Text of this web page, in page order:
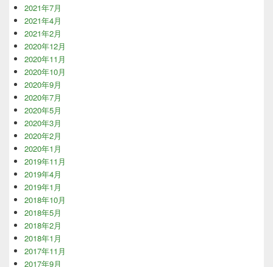
2021年7月
2021年4月
2021年2月
2020年12月
2020年11月
2020年10月
2020年9月
2020年7月
2020年5月
2020年3月
2020年2月
2020年1月
2019年11月
2019年4月
2019年1月
2018年10月
2018年5月
2018年2月
2018年1月
2017年11月
2017年9月